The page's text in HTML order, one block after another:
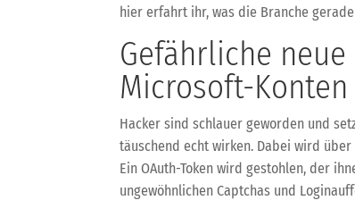
hier erfahrt ihr, was die Branche
Gefährliche neue
Microsoft-Konten
Hacker sind schlauer geworden und
täuschend echt wirken. Dabei wird
Ein OAuth-Token wird gestohlen, der
ungewöhnlichen Captchas und